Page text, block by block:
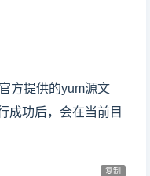
方提供的yum源文
成功后，会在当前目
复制